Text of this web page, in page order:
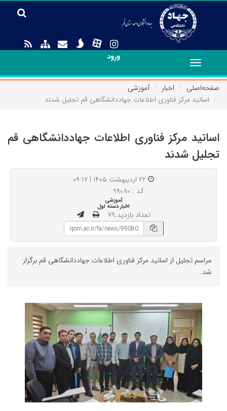
ورود
Toggle
navigation
صفحه‌اصلی
اخبار
آموزشی
اساتید مرکز فناوری اطلاعات جهاددانشگاهی قم تجلیل شدند
اساتید مرکز فناوری اطلاعات جهاددانشگاهی قم
تجلیل شدند
کد : ۹۹۰۸۰
آموزشی
اخبار دسته اول
تعداد بازدید:۷۹
مراسم تجلیل از اساتید مرکز فناوری اطلاعات جهاددانشگاهی قم برگزار
شد.